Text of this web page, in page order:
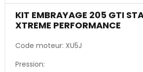
KIT EMBRAYAGE 205 GTI
XTREME PERFORMANCE
Code moteur: XU5J
Pression: